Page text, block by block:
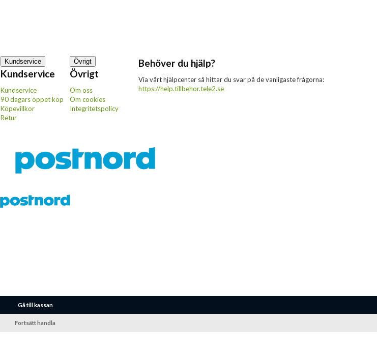
Kundservice
Kundservice
Kundservice
90 dagars öppet köp
Köpevillkor
Retur
Övrigt
Övrigt
Om oss
Om cookies
Integritetspolicy
Behöver du hjälp?
Via vårt hjälpcenter så hittar du svar på de vanligaste frågorna:
https://help.tillbehor.tele2.se
Gå till kassan
Fortsätt handla